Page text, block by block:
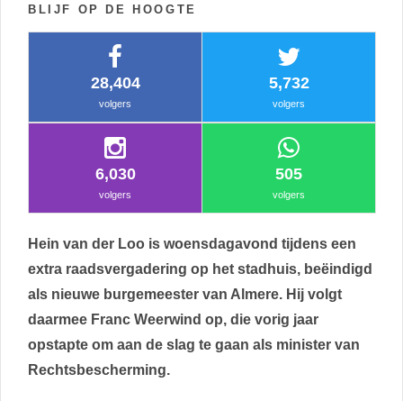
BLIJF OP DE HOOGTE
28,404
volgers
5,732
volgers
6,030
volgers
505
volgers
Hein van der Loo is woensdagavond tijdens een
extra raadsvergadering op het stadhuis, beëindigd
als nieuwe burgemeester van Almere. Hij volgt
daarmee Franc Weerwind op, die vorig jaar
opstapte om aan de slag te gaan als minister van
Rechtsbescherming.